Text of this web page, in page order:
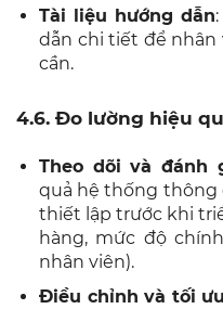
Tài liệu hướng dẫn
dẫn chi tiết để nhân
cần.
4.6. Đo lường hiệu
Theo dõi và đánh
quả hệ thống thông
thiết lập trước khi
hàng, mức độ
nhân viên).
Điều chỉnh và tối ưu